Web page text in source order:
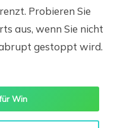
Probieren Sie
aus, wenn Sie nicht
gestoppt wird.
Win